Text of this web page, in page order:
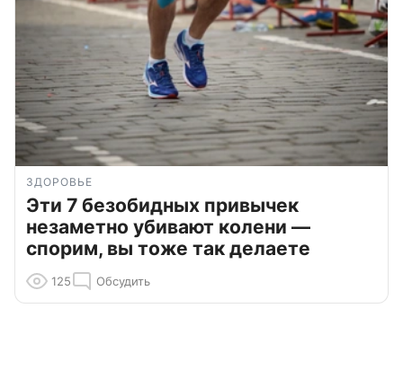
ЗДОРОВЬЕ
Эти 7 безобидных привычек
незаметно убивают колени —
спорим, вы тоже так делаете
125 Обсудить